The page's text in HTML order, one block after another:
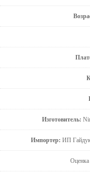
Изготовитель:
Импортер: ИП
Оценка